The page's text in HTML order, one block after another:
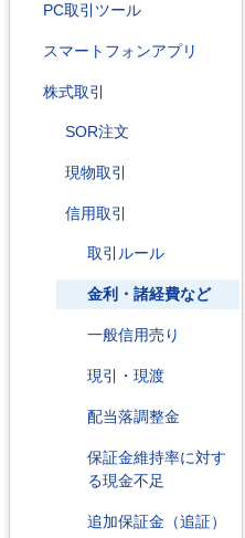
PC取引ツール
スマートフォンアプリ
株式取引
SOR注文
現物取引
信用取引
取引ルール
金利・諸経費など
一般信用売り
現引・現渡
配当落調整金
保証金維持率に対す
る現金不足
追加保証金（追証）